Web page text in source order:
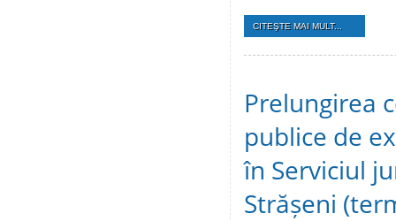
CITEŞTE MAI MULT...
Prelungirea
publice de
în Serviciul
Strășeni